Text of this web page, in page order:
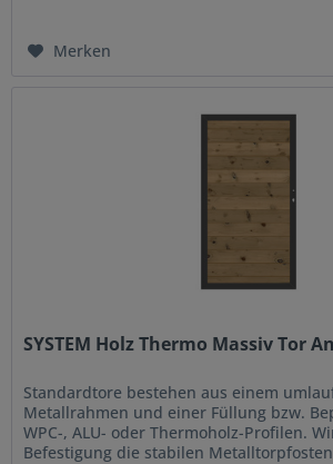
Merken
SYSTEM Holz Thermo Massiv Tor
Standardtore bestehen aus einem
Metallrahmen und einer Füllung bzw.
WPC-, ALU- oder Thermoholz-Profilen.
Befestigung die stabilen